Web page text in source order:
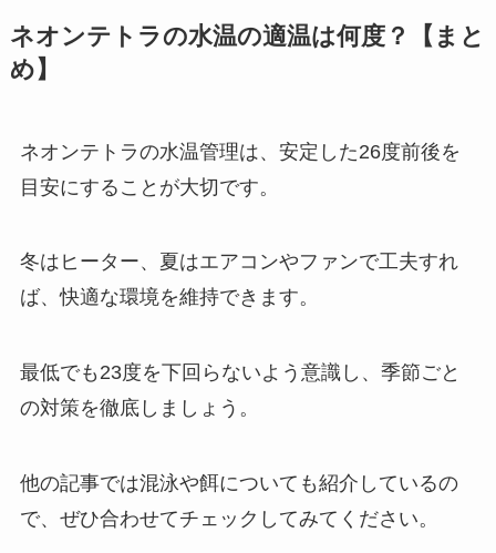
ネオンテトラの水温の適温は何度？【まと
め】
ネオンテトラの水温管理は、安定した26度前後を
目安にすることが大切です。
冬はヒーター、夏はエアコンやファンで工夫すれ
ば、快適な環境を維持できます。
最低でも23度を下回らないよう意識し、季節ごと
の対策を徹底しましょう。
他の記事では混泳や餌についても紹介しているの
で、ぜひ合わせてチェックしてみてください。